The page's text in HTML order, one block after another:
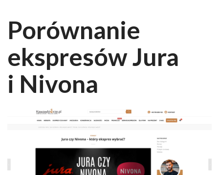
Porównanie
ekspresów Jura
i Nivona